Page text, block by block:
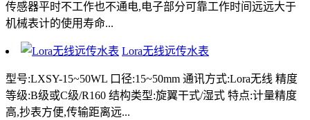
传感器平时不工作也不通电,电子部分可靠工作时间远远大于
机械表计的使用寿命...
Lora无线远传水表
型号:LXSY-15~50WL 口径:15~50mm 通讯方式:Lora无线 精度
等级:B级或C级/R160 结构类型:旋翼干式/湿式 特点:计量精度
高,抄表方便,传输距离远...